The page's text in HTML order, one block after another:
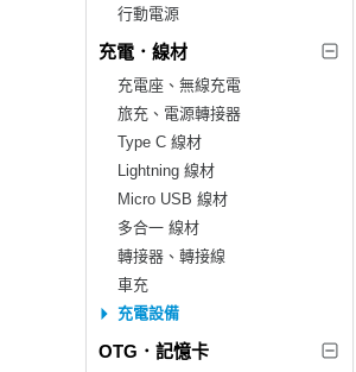
行動電源
充電．線材
充電座、無線充電
旅充、電源轉接器
Type C 線材
Lightning 線材
Micro USB 線材
多合一 線材
轉接器、轉接線
車充
充電設備
OTG．記憶卡